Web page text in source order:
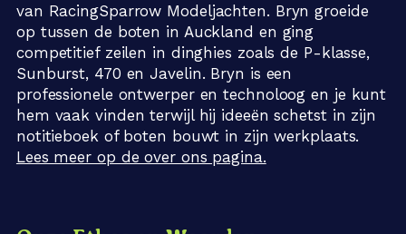
van RacingSparrow Modeljachten. Bryn groeide
op tussen de boten in Auckland en ging
competitief zeilen in dinghies zoals de P-klasse,
Sunburst, 470 en Javelin. Bryn is een
professionele ontwerper en technoloog en je kunt
hem vaak vinden terwijl hij ideeën schetst in zijn
notitieboek of boten bouwt in zijn werkplaats.
Lees meer op de over ons pagina.